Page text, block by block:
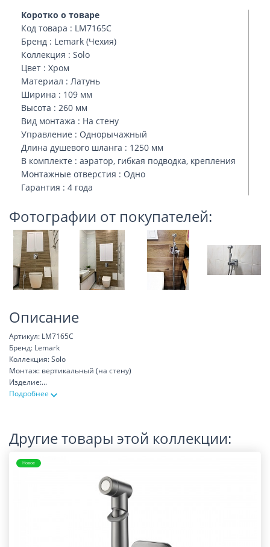
Коротко о товаре
Код товара : LM7165C
Бренд : Lemark (Чехия)
Коллекция : Solo
Цвет : Хром
Материал : Латунь
Ширина : 109 мм
Высота : 260 мм
Вид монтажа : На стену
Управление : Однорычажный
Длина душевого шланга : 1250 мм
В комплекте : аэратор, гибкая подводка, крепления
Монтажные отверстия : Одно
Гарантия : 4 года
Фотографии от покупателей:
Описание
Артикул: LM7165C
Бренд: Lemark
Коллекция: Solo
Монтаж: вертикальный (на стену)
Изделие:...
Подробнее
Другие товары этой коллекции:
Новое